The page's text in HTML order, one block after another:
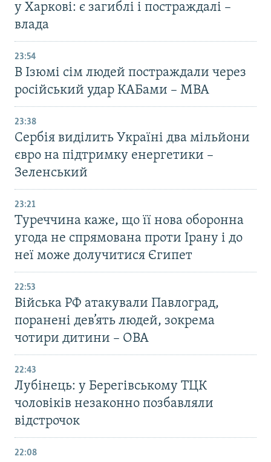
у Харкові: є загиблі і постраждалі –
влада
23:54
В Ізюмі сім людей постраждали через
російський удар КАБами – МВА
23:38
Сербія виділить Україні два мільйони
євро на підтримку енергетики –
Зеленський
23:21
Туреччина каже, що її нова оборонна
угода не спрямована проти Ірану і до
неї може долучитися Єгипет
22:53
Війська РФ атакували Павлоград,
поранені дев’ять людей, зокрема
чотири дитини – ОВА
22:43
Лубінець: у Берегівському ТЦК
чоловіків незаконно позбавляли
відстрочок
22:08